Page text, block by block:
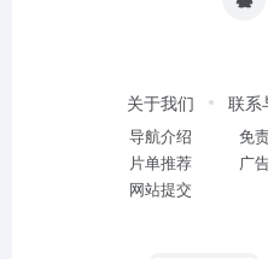
关于我们
导航介绍
片单推荐
网站提交
联系
免
广